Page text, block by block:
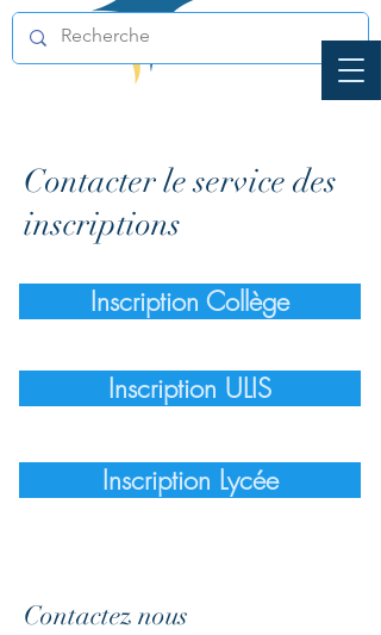
Contacter le service des
inscriptions
Inscription Collège
Inscription ULIS
Inscription Lycée
Contactez nous